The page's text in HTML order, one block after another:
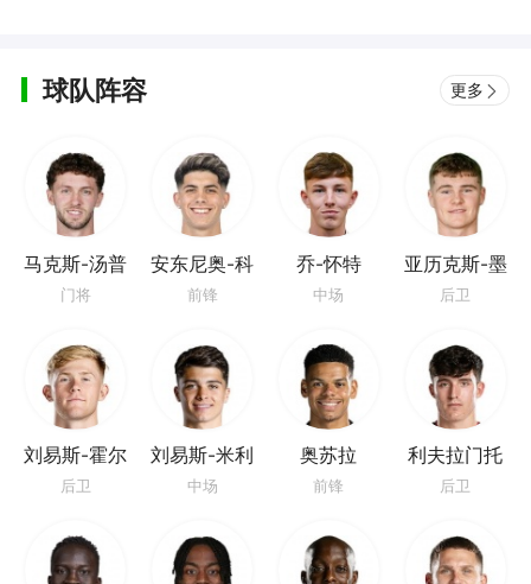
球队阵容 更多
马克斯-汤普
森
门将
安东尼奥-科
尔德罗
前锋
乔-怀特
中场
亚历克斯-墨
菲
后卫
刘易斯-霍尔
后卫
刘易斯-米利
中场
奥苏拉
前锋
利夫拉门托
后卫